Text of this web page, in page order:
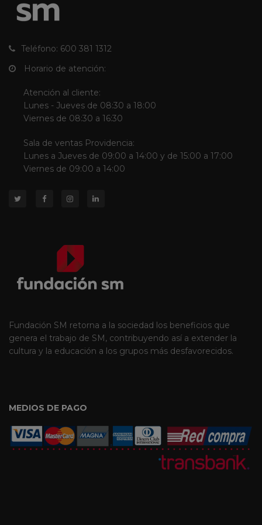
Teléfono: 600 381 1312
Horario de atención:
Atención al cliente:
Lunes - Jueves de 08:30 a 18:00
Viernes de 08:30 a 16:30
Sala de ventas Providencia:
Lunes a Jueves de 09:00 a 14:00 y de 15:00 a 17:00
Viernes de 09:00 a 14:00
Fundación SM retorna a la sociedad los beneficios que
genera el trabajo de SM, contribuyendo así a extender la
cultura y la educación a los grupos más desfavorecidos.
MEDIOS DE PAGO